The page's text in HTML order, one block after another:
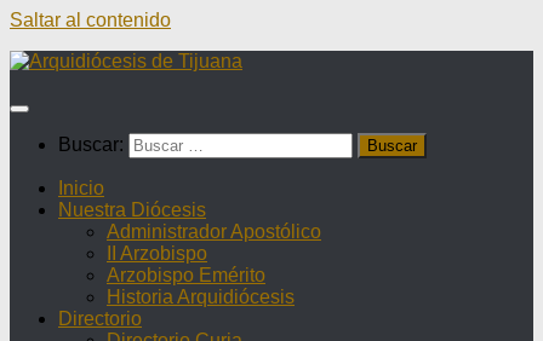
Saltar al contenido
Buscar:
Inicio
Nuestra Diócesis
Administrador Apostólico
II Arzobispo
Arzobispo Emérito
Historia Arquidiócesis
Directorio